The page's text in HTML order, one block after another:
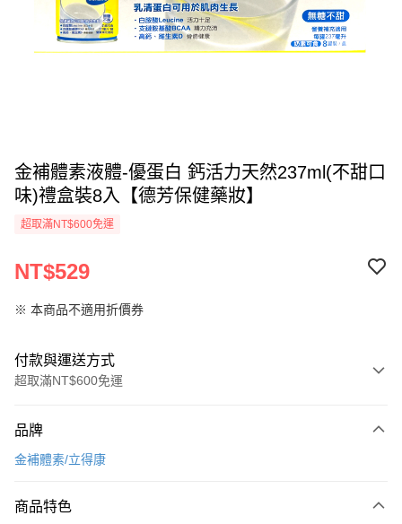
金補體素液體-優蛋白 鈣活力天然237ml(不甜口
味)禮盒裝8入【德芳保健藥妝】
超取滿NT$600免運
NT$529
※ 本商品不適用折價券
付款與運送方式
超取滿NT$600免運
信用卡一次付款
LINE Pay
品牌
金補體素/立得康
商品特色